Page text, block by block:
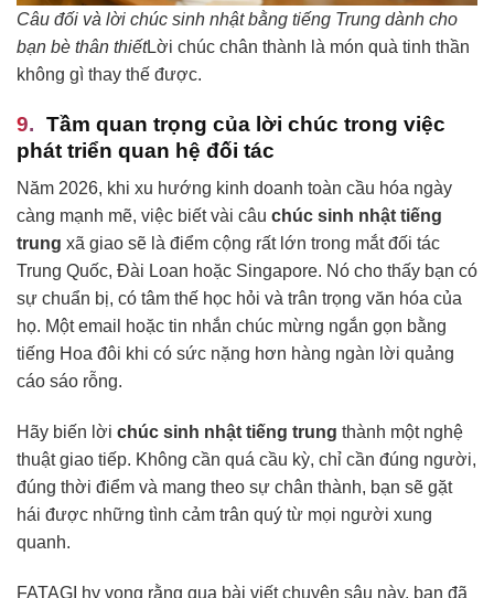
Câu đối và lời chúc sinh nhật bằng tiếng Trung dành cho
bạn bè thân thiếtLời chúc chân thành là món quà tinh thần
không gì thay thế được.
Tầm quan trọng của lời chúc trong việc
phát triển quan hệ đối tác
Năm 2026, khi xu hướng kinh doanh toàn cầu hóa ngày
càng mạnh mẽ, việc biết vài câu chúc sinh nhật tiếng
trung xã giao sẽ là điểm cộng rất lớn trong mắt đối tác
Trung Quốc, Đài Loan hoặc Singapore. Nó cho thấy bạn có
sự chuẩn bị, có tâm thế học hỏi và trân trọng văn hóa của
họ. Một email hoặc tin nhắn chúc mừng ngắn gọn bằng
tiếng Hoa đôi khi có sức nặng hơn hàng ngàn lời quảng
cáo sáo rỗng.
Hãy biến lời chúc sinh nhật tiếng trung thành một nghệ
thuật giao tiếp. Không cần quá cầu kỳ, chỉ cần đúng người,
đúng thời điểm và mang theo sự chân thành, bạn sẽ gặt
hái được những tình cảm trân quý từ mọi người xung
quanh.
FATAGI hy vọng rằng qua bài viết chuyên sâu này, bạn đã